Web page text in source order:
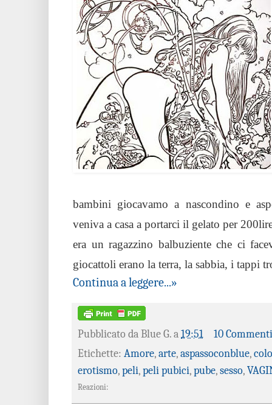
bambini giocavamo a nascondino e
veniva a casa a portarci il gelato per
era un ragazzino balbuziente che ci
giocattoli erano la terra, la sabbia, i tappi
Continua a leggere...»
Pubblicato da Blue G. a 19:51
10 Commenti
Etichette: Amore, arte, aspassoconblue,
erotismo, peli, peli pubici, pube, sesso,
Reazioni: